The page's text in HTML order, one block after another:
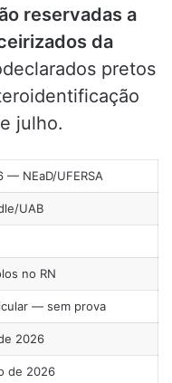
reservadas a
da
pretos
julho.
— NEaD/UFERSA
UAB
no RN
— sem prova
2026
de 2026